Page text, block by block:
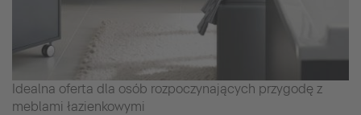
Idealna oferta dla osób rozpoczynających przygodę z
meblami łazienkowymi